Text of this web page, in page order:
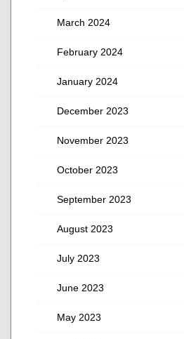
March 2024
February 2024
January 2024
December 2023
November 2023
October 2023
September 2023
August 2023
July 2023
June 2023
May 2023